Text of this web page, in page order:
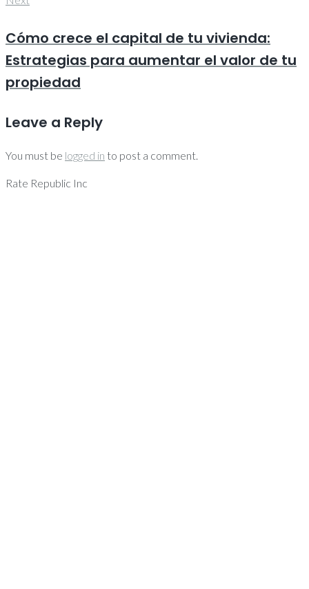
Cómo crece el capital de tu vivienda:
Estrategias para aumentar el valor de tu
propiedad
Leave a Reply
You must be logged in to post a comment.
Rate Republic Inc